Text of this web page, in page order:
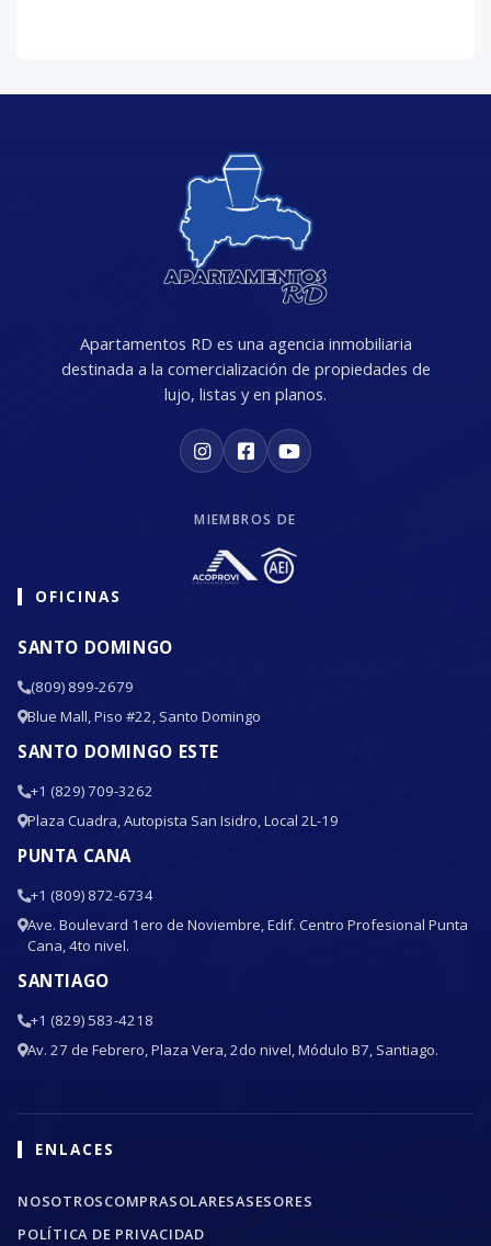
Apartamentos RD es una agencia inmobiliaria
destinada a la comercialización de propiedades de
lujo, listas y en planos.
MIEMBROS DE
OFICINAS
SANTO DOMINGO
(809) 899-2679
Blue Mall, Piso #22, Santo Domingo
SANTO DOMINGO ESTE
+1 (829) 709-3262
Plaza Cuadra, Autopista San Isidro, Local 2L-19
PUNTA CANA
+1 (809) 872-6734
Ave. Boulevard 1ero de Noviembre, Edif. Centro Profesional Punta
Cana, 4to nivel.
SANTIAGO
+1 (829) 583-4218
Av. 27 de Febrero, Plaza Vera, 2do nivel, Módulo B7, Santiago.
ENLACES
NOSOTROSCOMPRASOLARESASESORES
POLÍTICA DE PRIVACIDAD